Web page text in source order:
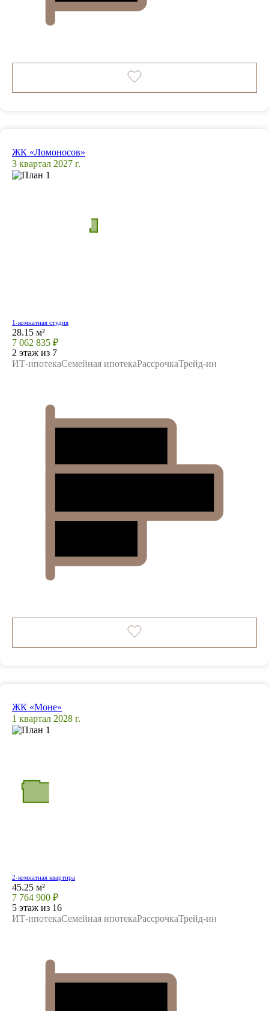
ЖК «Ломоносов»
3 квартал 2027 г.
1-комнатная студия
28.15 м²
7 062 835 ₽
2 этаж из 7
ИТ-ипотекаСемейная ипотекаРассрочкаТрейд-ин
ЖК «Моне»
1 квартал 2028 г.
2-комнатная квартира
45.25 м²
7 764 900 ₽
5 этаж из 16
ИТ-ипотекаСемейная ипотекаРассрочкаТрейд-ин